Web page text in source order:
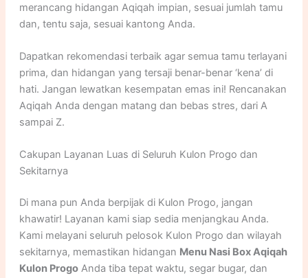
merancang hidangan Aqiqah impian, sesuai jumlah tamu
dan, tentu saja, sesuai kantong Anda.
Dapatkan rekomendasi terbaik agar semua tamu terlayani
prima, dan hidangan yang tersaji benar-benar ‘kena’ di
hati. Jangan lewatkan kesempatan emas ini! Rencanakan
Aqiqah Anda dengan matang dan bebas stres, dari A
sampai Z.
Cakupan Layanan Luas di Seluruh Kulon Progo dan
Sekitarnya
Di mana pun Anda berpijak di Kulon Progo, jangan
khawatir! Layanan kami siap sedia menjangkau Anda.
Kami melayani seluruh pelosok Kulon Progo dan wilayah
sekitarnya, memastikan hidangan Menu Nasi Box Aqiqah
Kulon ProgoAnda tiba tepat waktu, segar bugar, dan